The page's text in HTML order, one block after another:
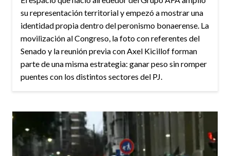
su representación territorial y empezó a mostrar una
identidad propia dentro del peronismo bonaerense. La
movilización al Congreso, la foto con referentes del
Senado y la reunión previa con Axel Kicillof forman
parte de una misma estrategia: ganar peso sin romper
puentes con los distintos sectores del PJ.